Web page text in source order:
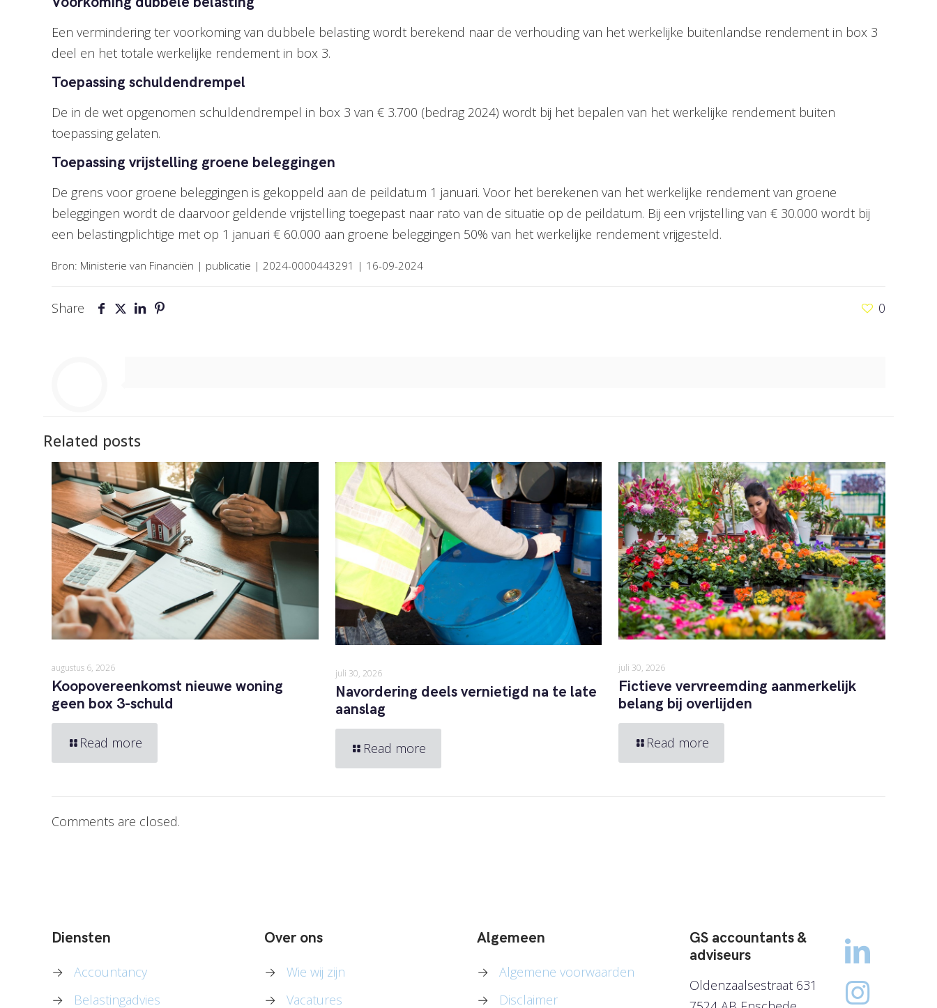
Een vermindering ter voorkoming van dubbele belasting wordt berekend naar de verhouding van het werkelijke buitenlandse rendement in box 3
deel en het totale werkelijke rendement in box 3.
Toepassing schuldendrempel
De in de wet opgenomen schuldendrempel in box 3 van € 3.700 (bedrag 2024) wordt bij het bepalen van het werkelijke rendement buiten
toepassing gelaten.
Toepassing vrijstelling groene beleggingen
De grens voor groene beleggingen is gekoppeld aan de peildatum 1 januari. Voor het berekenen van het werkelijke rendement van groene
beleggingen wordt de daarvoor geldende vrijstelling toegepast naar rato van de situatie op de peildatum. Bij een vrijstelling van € 30.000 wordt bij
een belastingplichtige met op 1 januari € 60.000 aan groene beleggingen 50% van het werkelijke rendement vrijgesteld.
Bron: Ministerie van Financiën | publicatie | 2024-0000443291 | 16-09-2024
Share 0
Related posts
augustus 6, 2026
Koopovereenkomst nieuwe woning
geen box 3-schuld
Read more
juli 30, 2026
Navordering deels vernietigd na te late
aanslag
Read more
juli 30, 2026
Fictieve vervreemding aanmerkelijk
belang bij overlijden
Read more
Comments are closed.
Diensten
→
Accountancy
→
Belastingadvies
Over ons
→
Wie wij zijn
→
Vacatures
Algemeen
→
Algemene voorwaarden
→
Disclaimer
GS accountants &
adviseurs
Oldenzaalsestraat 631